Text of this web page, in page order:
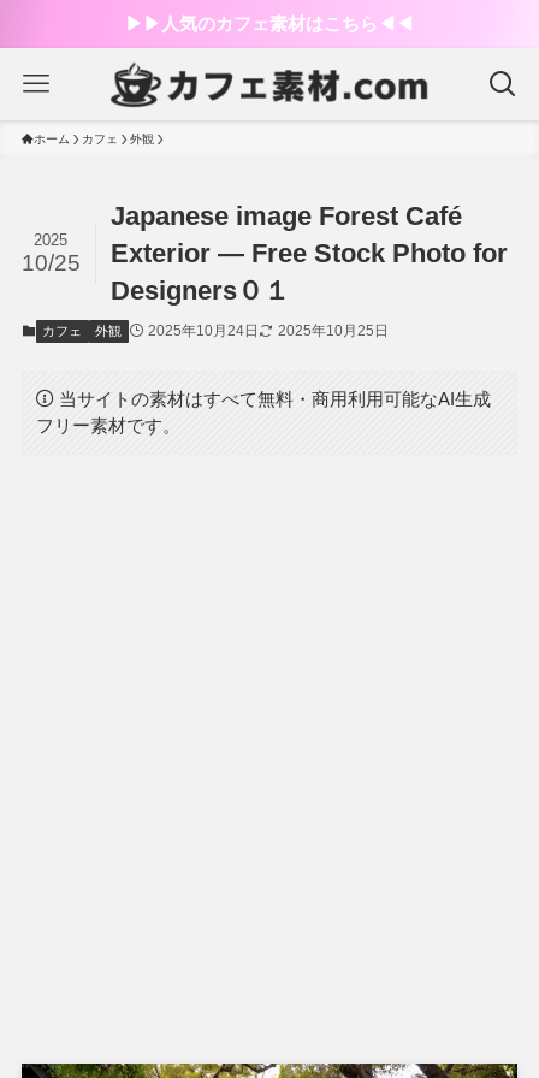
▶︎▶︎人気のカフェ素材はこちら◀︎◀︎
ホーム カフェ 外観
Japanese image Forest Café
Exterior — Free Stock Photo for
Designers０１
2025
10/25
カフェ 外観 2025年10月24日 2025年10月25日
当サイトの素材はすべて無料・商用利用可能なAI生成
フリー素材です。